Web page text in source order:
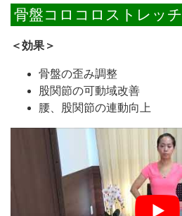
骨盤コロコロストレッチ
＜効果＞
骨盤の歪み調整
股関節の可動域改善
腰、股関節の連動向上